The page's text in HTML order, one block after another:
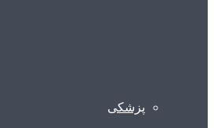
پزشکی